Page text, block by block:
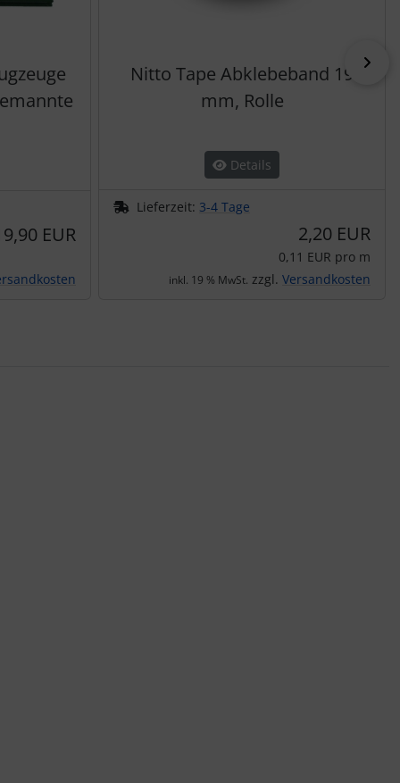
EUR
Nitto Tape Abklebeband 19
mm, Rolle
Details
Lieferzeit: 3-4 Tage
2,20 EUR
0,11 EUR pro m
inkl. 19 % MwSt. zzgl. Versandkosten